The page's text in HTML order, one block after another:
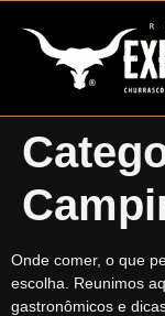
Onde comer, o que
escolha. Reunimos
gastronômicos e